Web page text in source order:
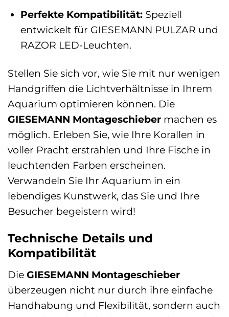
Perfekte Kompatibilität:Speziell
entwickelt für GIESEMANN PULZAR und
RAZOR LED-Leuchten.
Stellen Sie sich vor, wie Sie mit nur wenigen
Handgriffen die Lichtverhältnisse in Ihrem
Aquarium optimieren können. Die
GIESEMANN Montageschieber machen es
möglich. Erleben Sie, wie Ihre Korallen in
voller Pracht erstrahlen und Ihre Fische in
leuchtenden Farben erscheinen.
Verwandeln Sie Ihr Aquarium in ein
lebendiges Kunstwerk, das Sie und Ihre
Besucher begeistern wird!
Technische Details und
Kompatibilität
Die GIESEMANN Montageschieber
überzeugen nicht nur durch ihre einfache
Handhabung und Flexibilität, sondern auch